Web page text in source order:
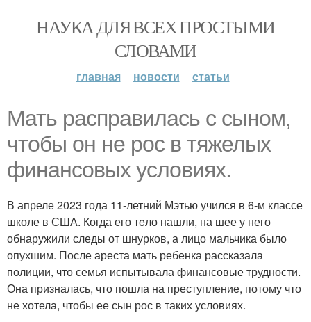
НАУКА ДЛЯ ВСЕХ ПРОСТЫМИ
СЛОВАМИ
главная новости статьи
Мать расправилась с сыном,
чтобы он не рос в тяжелых
финансовых условиях.
В апреле 2023 года 11-летний Мэтью учился в 6-м классе
школе в США. Когда его тeло нашли, на шее у него
обнаружили следы от шнурков, а лицо мальчика было
опухшим. После ареста мать ребенка рассказала
полиции, что семья испытывала финансовые трудности.
Она призналась, что пошла на преступление, потому что
не хотела, чтобы ее сын рос в таких условиях.